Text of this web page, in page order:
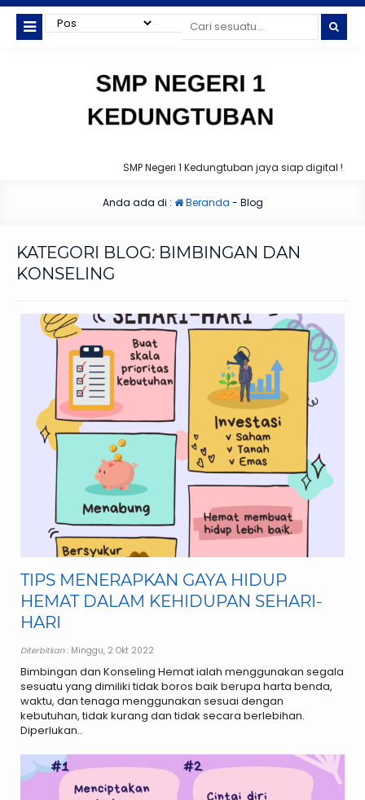
SMP Negeri 1 Kedungtuban jaya siap digital !
Anda ada di : Beranda - Blog
KATEGORI BLOG: BIMBINGAN DAN
KONSELING
TIPS MENERAPKAN GAYA HIDUP
HEMAT DALAM KEHIDUPAN SEHARI-
HARI
Diterbitkan: Minggu, 2 Okt 2022
Bimbingan dan Konseling Hemat ialah menggunakan segala
sesuatu yang dimiliki tidak boros baik berupa harta benda,
waktu, dan tenaga menggunakan sesuai dengan
kebutuhan, tidak kurang dan tidak secara berlebihan.
Diperlukan..